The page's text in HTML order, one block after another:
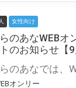
女性向け
のあなWEBオ
のお知らせ【9
オンリー